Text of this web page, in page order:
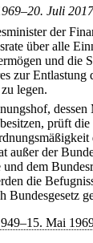
Juli
der
über alle
und die
zur Entlastung
legen.
prüft
außer der
dem
die
Bundesgesetz
Mai